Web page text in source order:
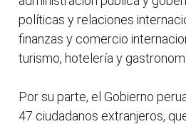
políticas y relaciones
finanzas y comercio
turismo, hotelería y
Por su parte, el Gobierno
47 ciudadanos extranjeros,